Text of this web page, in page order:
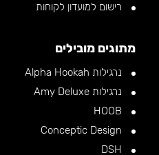
רישום למועדון לקוחות
מתוגים מובילים
נרגילות Alpha Hookah
נרגילות Amy Deluxe